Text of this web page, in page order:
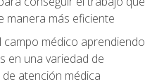
manera más eficiente
médico aprendiendo
en una variedad de
atención médica